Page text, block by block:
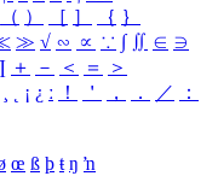
（ ） ［ ］ ｛ ｝
≫ √ ∽ ∝ ∵ ∫ ∬ ∈ ∋
＋ － ＜ ＝
＞
¸ ¡ ¿ ː ！ ＇ ， ． ／
：
œ ß þ ŧ ŋ ŉ